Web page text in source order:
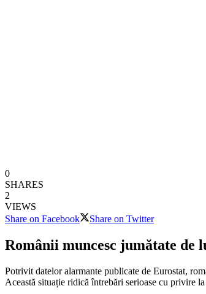
0
SHARES
2
VIEWS
Share on Facebook
Share on Twitter
Românii muncesc jumătate de
Potrivit datelor alarmante publicate de Eurostat,
Această situație ridică întrebări serioase cu privire